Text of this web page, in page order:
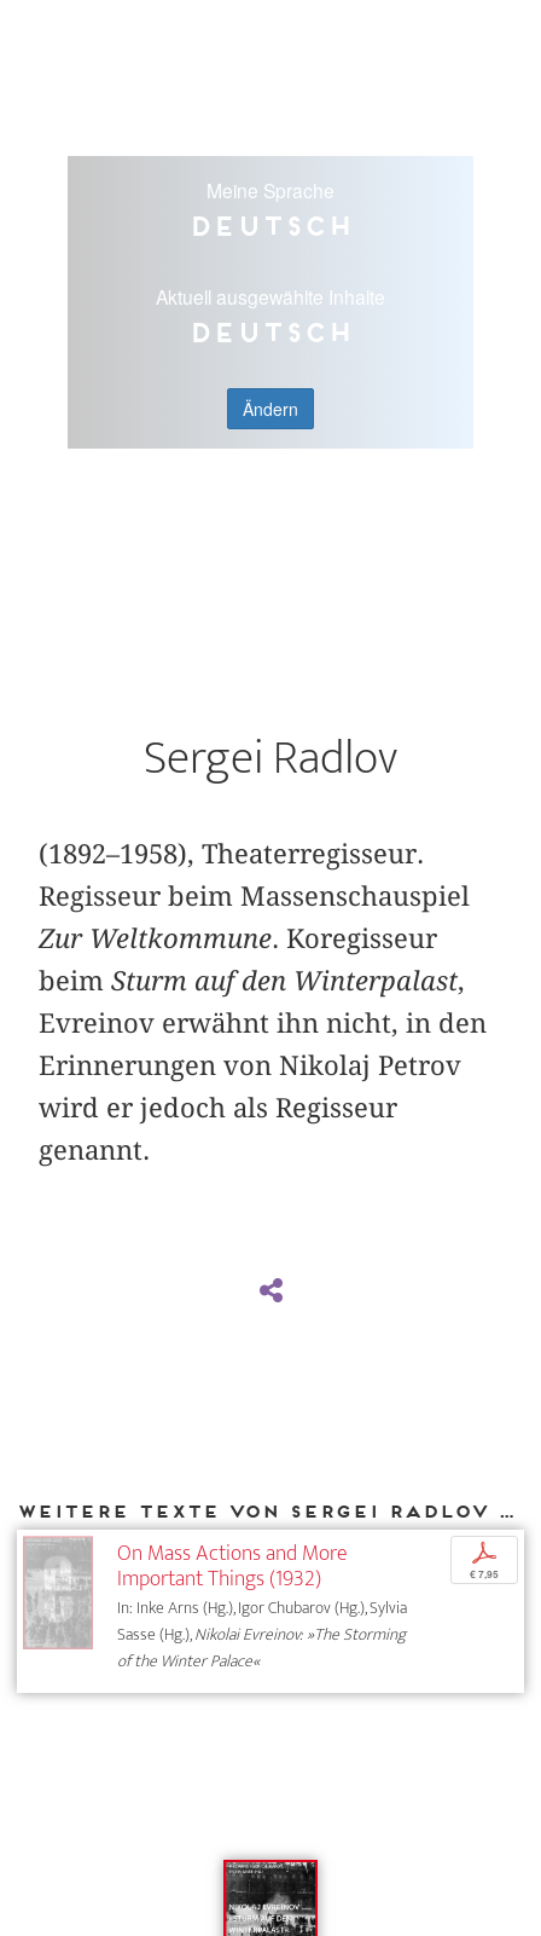
Meine Sprache
Deutsch
Aktuell ausgewählte Inhalte
Deutsch
Ändern
Sergei Radlov
(1892–1958), Theaterregisseur.
Regisseur beim Massenschauspiel
Zur Weltkommune. Koregisseur
beimSturm auf den Winterpalast,
Evreinov erwähnt ihn nicht, in den
Erinnerungen von Nikolaj Petrov
wird er jedoch als Regisseur
genannt.
Weitere Texte von Sergei Radlov bei DIAPHANES
On Mass Actions and More
Important Things (1932)
In: Inke Arns (Hg.), Igor Chubarov (Hg.), Sylvia
Sasse (Hg.),Nikolai Evreinov: »The Storming
of the Winter Palace«
p
€ 7,95